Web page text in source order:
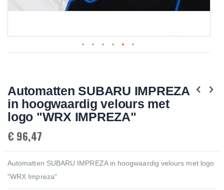
of
the
images
gallery
Automatten SUBARU IMPREZA
in hoogwaardig velours met
logo "WRX IMPREZA"
€ 96,47
Automatten SUBARU IMPREZA in hoogwaardig velours met logo
"WRX Impreza"